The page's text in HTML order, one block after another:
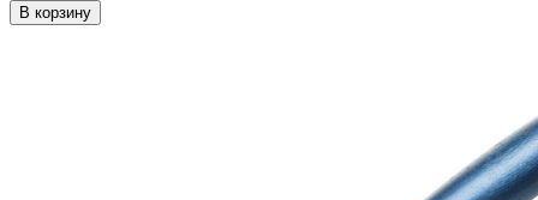
В корзину